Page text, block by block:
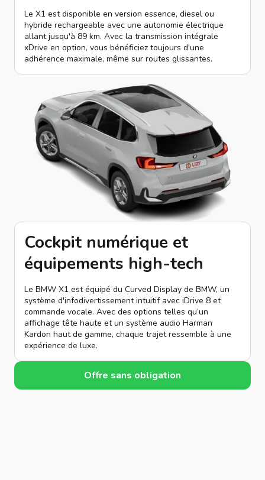
Le X1 est disponible en version essence, diesel ou
hybride rechargeable avec une autonomie électrique
allant jusqu'à 89 km. Avec la transmission intégrale
xDrive en option, vous bénéficiez toujours d'une
adhérence maximale, même sur routes glissantes.
Cockpit numérique et
équipements high-tech
Le BMW X1 est équipé du Curved Display de BMW, un
système d'infodivertissement intuitif avec iDrive 8 et
commande vocale. Avec des options telles qu’un
affichage tête haute et un système audio Harman
Kardon haut de gamme, chaque trajet ressemble à une
expérience de luxe.
Offre sans obligation